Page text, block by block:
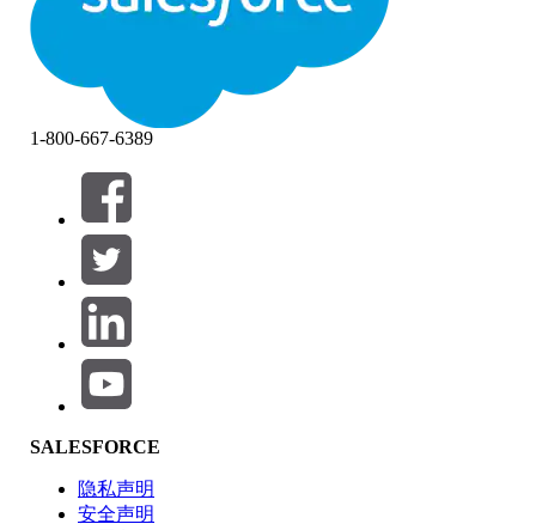
筛选器 (0)
选择筛选器
产品区域
功能影响
1-800-667-6389
SALESFORCE
隐私声明
安全声明